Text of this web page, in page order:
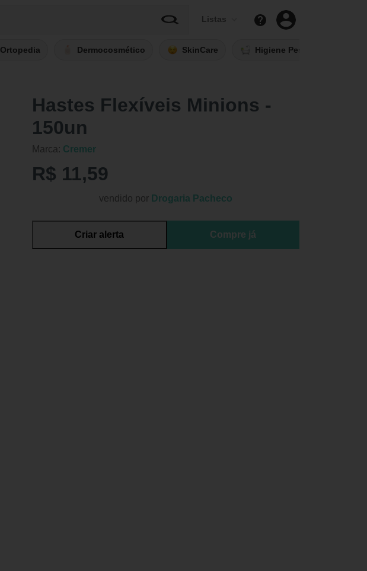
Listas
Ortopedia Dermocosmético SkinCare Higiene Pessoal
Hastes Flexíveis Minions -
150un
Marca: Cremer
R$ 11,59
vendido por Drogaria Pacheco
Criar alerta Compre já